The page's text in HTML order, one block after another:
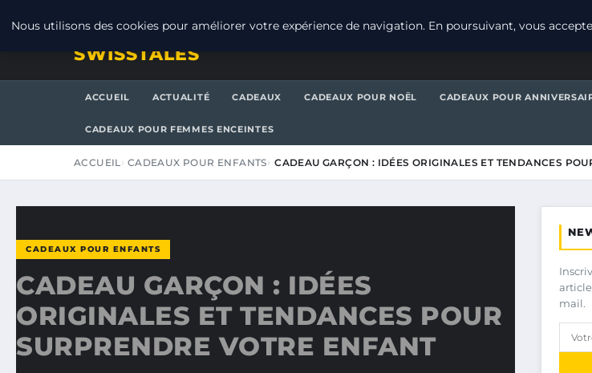
SWISSTALES
ACCUEIL ACTUALITÉ CADEAUX CADEAUX POUR NOËL CADEAUX POUR
CADEAUX POUR FEMMES ENCEINTES
ACCUEIL CADEAUX POUR ENFANTS CADEAU GARÇON : IDÉES ORIGINALES ET TENDANCES
CADEAUX POUR ENFANTS
CADEAU GARÇON : IDÉES
ORIGINALES ET TENDANCES POUR
SURPRENDRE VOTRE ENFANT
mail.
Nous utilisons des cookies pour améliorer votre expérience de navigation. En poursuivant, vous